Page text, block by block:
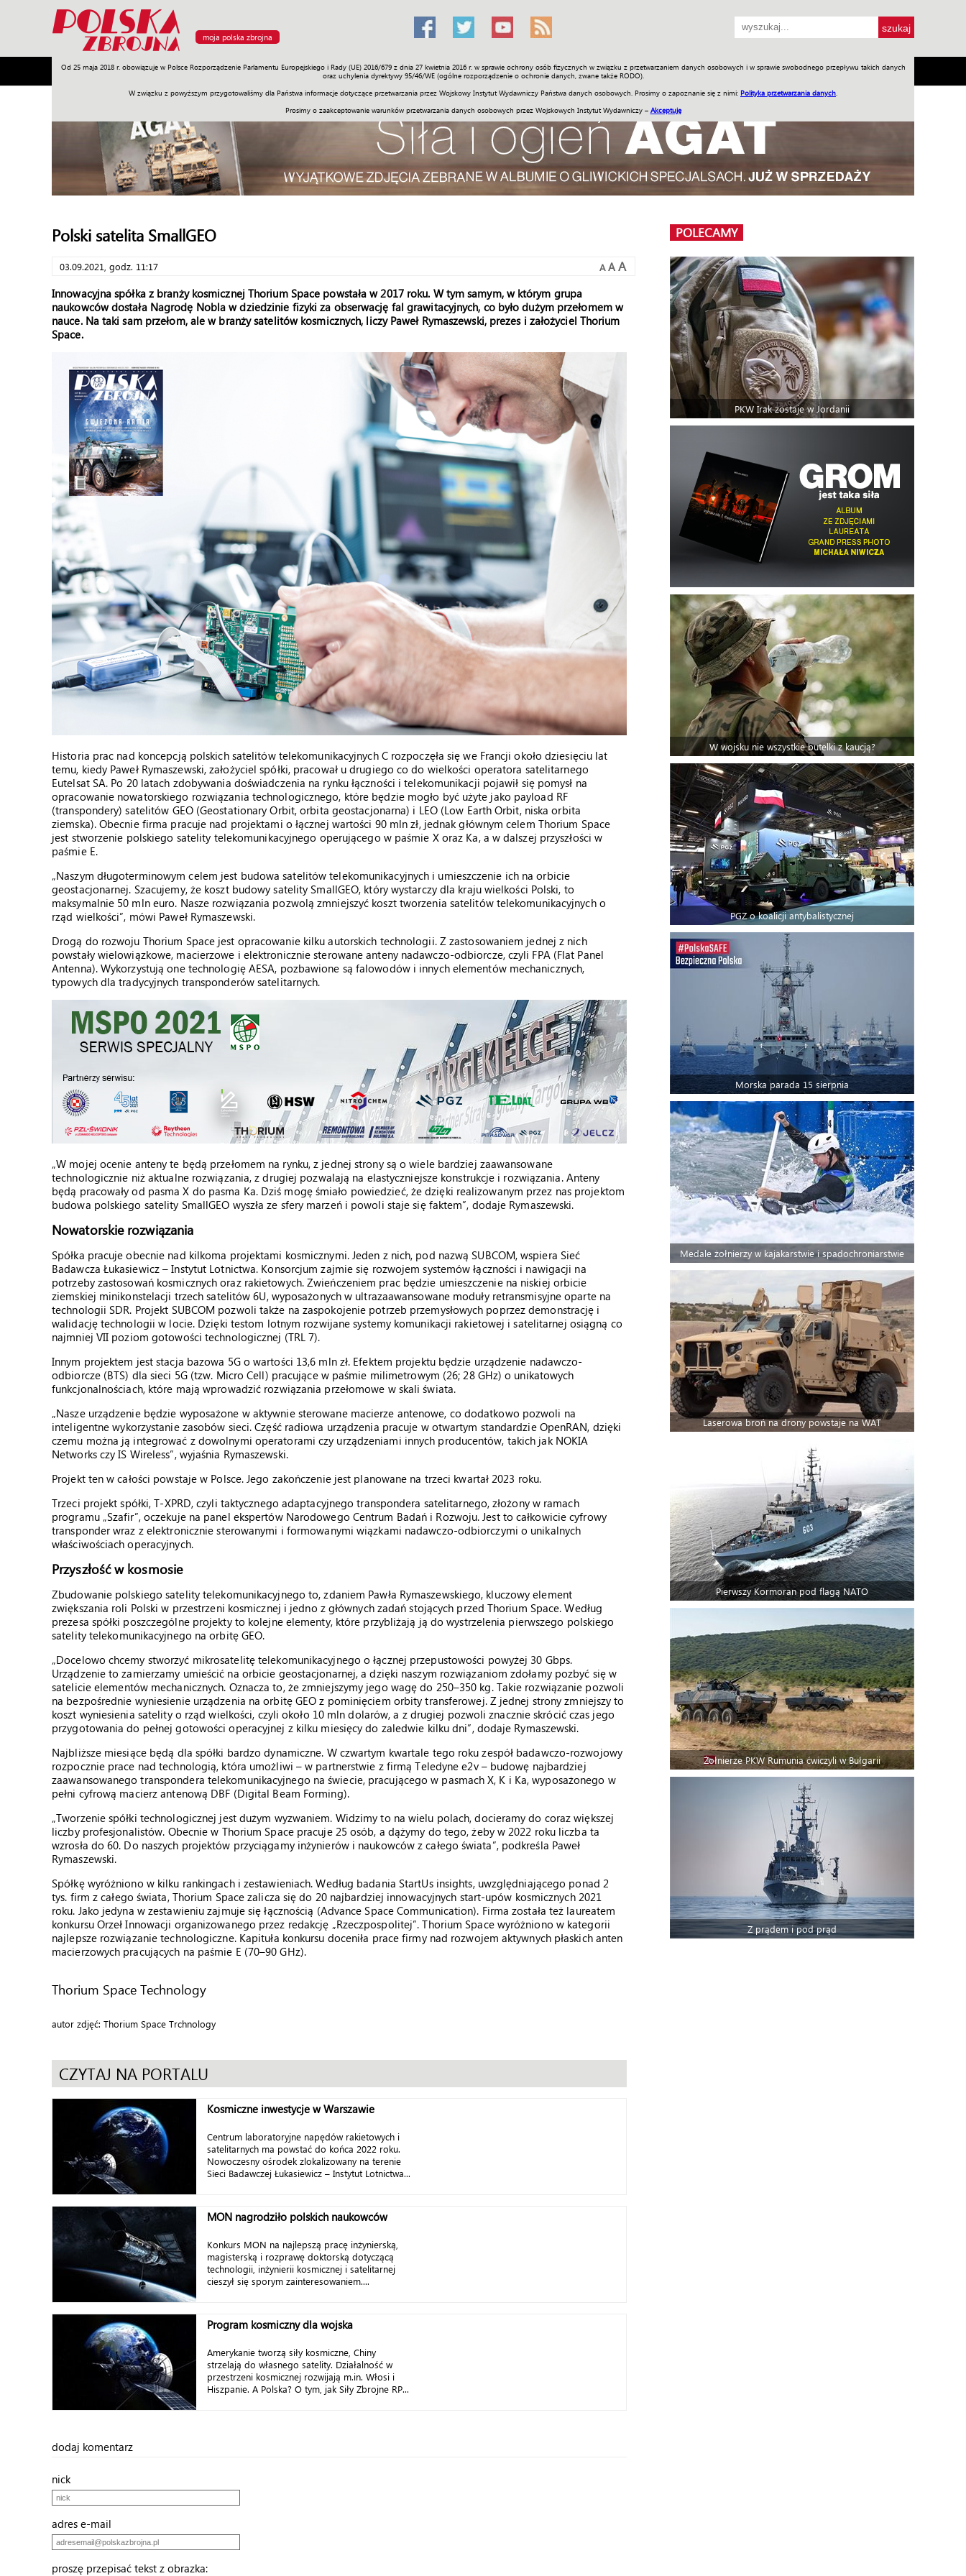
moja polska zbrojna
Od 25 maja 2018 r. obowiązuje w Polsce Rozporządzenie Parlamentu Europejskiego i Rady (UE) 2016/679 z dnia 27 kwietnia 2016 r. w sprawie ochrony osób fizycznych w związku z przetwarzaniem danych osobowych i w sprawie swobodnego przepływu takich danych
oraz uchylenia dyrektywy 95/46/WE (ogólne rozporządzenie o ochronie danych, zwane także RODO).
W związku z powyższym przygotowaliśmy dla Państwa informacje dotyczące przetwarzania przez Wojskowy Instytut Wydawniczy Państwa danych osobowych. Prosimy o zapoznanie się z nimi: Polityka przetwarzania danych
Prosimy o zaakceptowanie warunków przetwarzania danych osobowych przez Wojskowych Instytut Wydawniczy – Akceptuję
Armia Poligon Sprzęt Misje Polityka Prawo Świat Społeczność Sport Historia Galerie Wideo ENGLISH SKLEP Jednodniówki Praca w WIW
Polski satelita SmallGEO
03.09.2021, godz. 11:17 A A A
Innowacyjna spółka z branży kosmicznej Thorium Space powstała w 2017 roku. W tym samym, w którym grupa
naukowców dostała Nagrodę Nobla w dziedzinie fizyki za obserwację fal grawitacyjnych, co było dużym przełomem w
nauce. Na taki sam przełom, ale w branży satelitów kosmicznych, liczy Paweł Rymaszewski, prezes i założyciel Thorium
Space.
Historia prac nad koncepcją polskich satelitów telekomunikacyjnych C rozpoczęła się we Francji około dziesięciu lat
temu, kiedy Paweł Rymaszewski, założyciel spółki, pracował u drugiego co do wielkości operatora satelitarnego
Eutelsat SA. Po 20 latach zdobywania doświadczenia na rynku łączności i telekomunikacji pojawił się pomysł na
opracowanie nowatorskiego rozwiązania technologicznego, które będzie mogło być użyte jako payload RF
(transpondery) satelitów GEO (Geostationary Orbit, orbita geostacjonarna) i LEO (Low Earth Orbit, niska orbita
ziemska). Obecnie firma pracuje nad projektami o łącznej wartości 90 mln zł, jednak głównym celem Thorium Space
jest stworzenie polskiego satelity telekomunikacyjnego operującego w paśmie X oraz Ka, a w dalszej przyszłości w
paśmie E.
„Naszym długoterminowym celem jest budowa satelitów telekomunikacyjnych i umieszczenie ich na orbicie
geostacjonarnej. Szacujemy, że koszt budowy satelity SmallGEO, który wystarczy dla kraju wielkości Polski, to
maksymalnie 50 mln euro. Nasze rozwiązania pozwolą zmniejszyć koszt tworzenia satelitów telekomunikacyjnych o
rząd wielkości”, mówi Paweł Rymaszewski.
Drogą do rozwoju Thorium Space jest opracowanie kilku autorskich technologii. Z zastosowaniem jednej z nich
powstały wielowiązkowe, macierzowe i elektronicznie sterowane anteny nadawczo-odbiorcze, czyli FPA (Flat Panel
Antenna). Wykorzystują one technologię AESA, pozbawione są falowodów i innych elementów mechanicznych,
typowych dla tradycyjnych transponderów satelitarnych.
„W mojej ocenie anteny te będą przełomem na rynku, z jednej strony są o wiele bardziej zaawansowane
technologicznie niż aktualne rozwiązania, z drugiej pozwalają na elastyczniejsze konstrukcje i rozwiązania. Anteny
będą pracowały od pasma X do pasma Ka. Dziś mogę śmiało powiedzieć, że dzięki realizowanym przez nas projektom
budowa polskiego satelity SmallGEO wyszła ze sfery marzeń i powoli staje się faktem”, dodaje Rymaszewski.
Nowatorskie rozwiązania
Spółka pracuje obecnie nad kilkoma projektami kosmicznymi. Jeden z nich, pod nazwą SUBCOM, wspiera Sieć
Badawcza Łukasiewicz – Instytut Lotnictwa. Konsorcjum zajmie się rozwojem systemów łączności i nawigacji na
potrzeby zastosowań kosmicznych oraz rakietowych. Zwieńczeniem prac będzie umieszczenie na niskiej orbicie
ziemskiej minikonstelacji trzech satelitów 6U, wyposażonych w ultrazaawansowane moduły retransmisyjne oparte na
technologii SDR. Projekt SUBCOM pozwoli także na zaspokojenie potrzeb przemysłowych poprzez demonstrację i
walidację technologii w locie. Dzięki testom lotnym rozwijane systemy komunikacji rakietowej i satelitarnej osiągną co
najmniej VII poziom gotowości technologicznej (TRL 7).
Innym projektem jest stacja bazowa 5G o wartości 13,6 mln zł. Efektem projektu będzie urządzenie nadawczo-
odbiorcze (BTS) dla sieci 5G (tzw. Micro Cell) pracujące w paśmie milimetrowym (26; 28 GHz) o unikatowych
funkcjonalnościach, które mają wprowadzić rozwiązania przełomowe w skali świata.
„Nasze urządzenie będzie wyposażone w aktywnie sterowane macierze antenowe, co dodatkowo pozwoli na
inteligentne wykorzystanie zasobów sieci. Część radiowa urządzenia pracuje w otwartym standardzie OpenRAN, dzięki
czemu można ją integrować z dowolnymi operatorami czy urządzeniami innych producentów, takich jak NOKIA
Networks czy IS Wireless”, wyjaśnia Rymaszewski.
Projekt ten w całości powstaje w Polsce. Jego zakończenie jest planowane na trzeci kwartał 2023 roku.
Trzeci projekt spółki, T-XPRD, czyli taktycznego adaptacyjnego transpondera satelitarnego, złożony w ramach
programu „Szafir”, oczekuje na panel ekspertów Narodowego Centrum Badań i Rozwoju. Jest to całkowicie cyfrowy
transponder wraz z elektronicznie sterowanymi i formowanymi wiązkami nadawczo-odbiorczymi o unikalnych
właściwościach operacyjnych.
Przyszłość w kosmosie
Zbudowanie polskiego satelity telekomunikacyjnego to, zdaniem Pawła Rymaszewskiego, kluczowy element
zwiększania roli Polski w przestrzeni kosmicznej i jedno z głównych zadań stojących przed Thorium Space. Według
prezesa spółki poszczególne projekty to kolejne elementy, które przybliżają ją do wystrzelenia pierwszego polskiego
satelity telekomunikacyjnego na orbitę GEO.
„Docelowo chcemy stworzyć mikrosatelitę telekomunikacyjnego o łącznej przepustowości powyżej 30 Gbps.
Urządzenie to zamierzamy umieścić na orbicie geostacjonarnej, a dzięki naszym rozwiązaniom zdołamy pozbyć się w
satelicie elementów mechanicznych. Oznacza to, że zmniejszymy jego wagę do 250–350 kg. Takie rozwiązanie pozwoli
na bezpośrednie wyniesienie urządzenia na orbitę GEO z pominięciem orbity transferowej. Z jednej strony zmniejszy to
koszt wyniesienia satelity o rząd wielkości, czyli około 10 mln dolarów, a z drugiej pozwoli znacznie skrócić czas jego
przygotowania do pełnej gotowości operacyjnej z kilku miesięcy do zaledwie kilku dni”, dodaje Rymaszewski.
Najbliższe miesiące będą dla spółki bardzo dynamiczne. W czwartym kwartale tego roku zespół badawczo-rozwojowy
rozpocznie prace nad technologią, która umożliwi – w partnerstwie z firmą Teledyne e2v – budowę najbardziej
zaawansowanego transpondera telekomunikacyjnego na świecie, pracującego w pasmach X, K i Ka, wyposażonego w
pełni cyfrową macierz antenową DBF (Digital Beam Forming).
„Tworzenie spółki technologicznej jest dużym wyzwaniem. Widzimy to na wielu polach, docieramy do coraz większej
liczby profesjonalistów. Obecnie w Thorium Space pracuje 25 osób, a dążymy do tego, żeby w 2022 roku liczba ta
wzrosła do 60. Do naszych projektów przyciągamy inżynierów i naukowców z całego świata”, podkreśla Paweł
Rymaszewski.
Spółkę wyróżniono w kilku rankingach i zestawieniach. Według badania StartUs insights, uwzględniającego ponad 2
tys. firm z całego świata, Thorium Space zalicza się do 20 najbardziej innowacyjnych start-upów kosmicznych 2021
roku. Jako jedyna w zestawieniu zajmuje się łącznością (Advance Space Communication). Firma została też laureatem
konkursu Orzeł Innowacji organizowanego przez redakcję „Rzeczpospolitej”. Thorium Space wyróżniono w kategorii
najlepsze rozwiązanie technologiczne. Kapituła konkursu doceniła prace firmy nad rozwojem aktywnych płaskich anten
macierzowych pracujących na paśmie E (70–90 GHz).
Thorium Space Technology
autor zdjęć: Thorium Space Trchnology
CZYTAJ NA PORTALU
Kosmiczne inwestycje w Warszawie
Centrum laboratoryjne napędów rakietowych i
satelitarnych ma powstać do końca 2022 roku.
Nowoczesny ośrodek zlokalizowany na terenie
Sieci Badawczej Łukasiewicz – Instytut Lotnictwa...
MON nagrodziło polskich naukowców
Konkurs MON na najlepszą pracę inżynierską,
magisterską i rozprawę doktorską dotyczącą
technologii, inżynierii kosmicznej i satelitarnej
cieszył się sporym zainteresowaniem....
Program kosmiczny dla wojska
Amerykanie tworzą siły kosmiczne, Chiny
strzelają do własnego satelity. Działalność w
przestrzeni kosmicznej rozwijają m.in. Włosi i
Hiszpanie. A Polska? O tym, jak Siły Zbrojne RP...
dodaj komentarz
nick
adres e-mail
proszę przepisać tekst z obrazka:
POLECAMY
PKW Irak zostaje w Jordanii
W wojsku nie wszystkie butelki z kaucją?
PGZ o koalicji antybalistycznej
Morska parada 15 sierpnia
Medale żołnierzy w kajakarstwie i spadochroniarstwie
Laserowa broń na drony powstaje na WAT
Pierwszy Kormoran pod flagą NATO
Żołnierze PKW Rumunia ćwiczyli w Bułgarii
Z prądem i pod prąd